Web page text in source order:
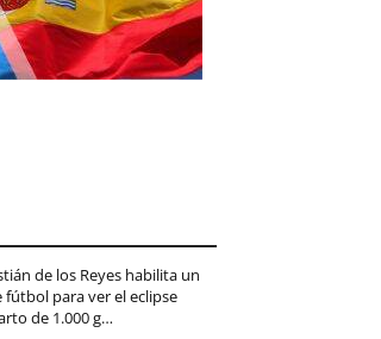
de los Reyes habilita un
fútbol para ver el eclipse
de 1.000 g…